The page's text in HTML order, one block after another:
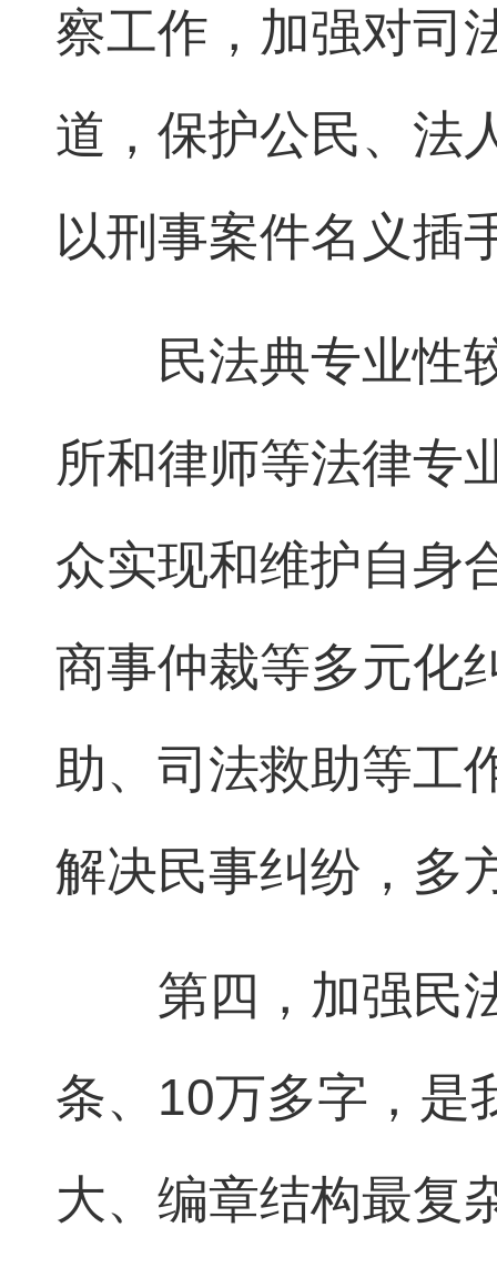
察工作，加强对司
道，保护公民、法
以刑事案件名义插
民法典专业性较
所和律师等法律专
众实现和维护自身
商事仲裁等多元化
助、司法救助等工
解决民事纠纷，多
第四，加强民法
条、10万多字，是
大、编章结构最复